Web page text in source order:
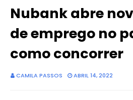
Nubank abre
de emprego no
como concorrer
CAMILA PASSOS ABRIL 14, 2022